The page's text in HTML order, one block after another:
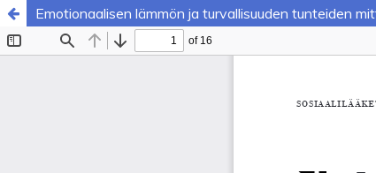
Emotionaalisen lämmön ja turvallisuuden tunteiden